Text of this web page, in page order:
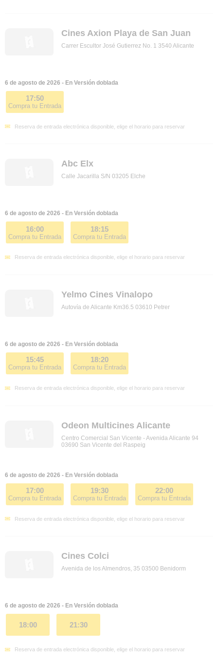
Cines Axion Playa de San Juan
Carrer Escultor José Gutierrez No. 1 3540 Alicante
6 de agosto de 2026 - En Versión doblada
17:50
Compra tu Entrada
Reserva de entrada electrónica disponible, elige el horario para reservar
Abc Elx
Calle Jacarilla S/N 03205 Elche
6 de agosto de 2026 - En Versión doblada
16:00
Compra tu Entrada
18:15
Compra tu Entrada
Reserva de entrada electrónica disponible, elige el horario para reservar
Yelmo Cines Vinalopo
Autovía de Alicante Km36.5 03610 Petrer
6 de agosto de 2026 - En Versión doblada
15:45
Compra tu Entrada
18:20
Compra tu Entrada
Reserva de entrada electrónica disponible, elige el horario para reservar
Odeon Multicines Alicante
Centro Comercial San Vicente - Avenida Alicante 94
03690 San Vicente del Raspeig
6 de agosto de 2026 - En Versión doblada
17:00
Compra tu Entrada
19:30
Compra tu Entrada
22:00
Compra tu Entrada
Reserva de entrada electrónica disponible, elige el horario para reservar
Cines Colci
Avenida de los Almendros, 35 03500 Benidorm
6 de agosto de 2026 - En Versión doblada
18:00 21:30
Reserva de entrada electrónica disponible, elige el horario para reservar